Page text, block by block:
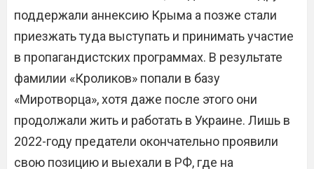
поддержали аннексию Крыма а позже стали
приезжать туда выступать и принимать участие
в пропагандистских программах. В результате
фамилии «Кроликов» попали в базу
«Миротворца», хотя даже после этого они
продолжали жить и работать в Украине. Лишь в
2022-году предатели окончательно проявили
свою позицию и выехали в РФ, где на